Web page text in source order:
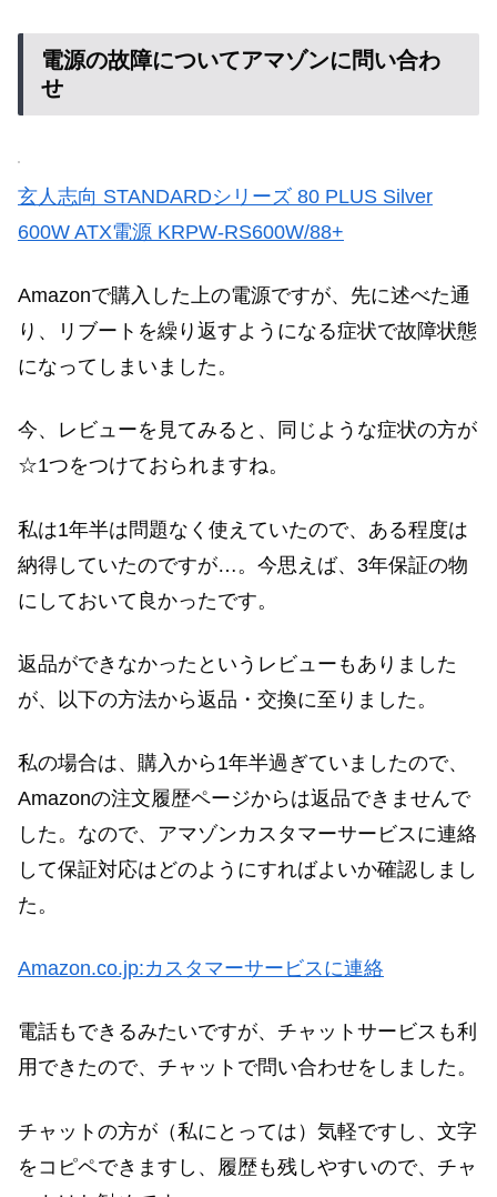
電源の故障についてアマゾンに問い合わ
せ
玄人志向 STANDARDシリーズ 80 PLUS Silver
600W ATX電源 KRPW-RS600W/88+
Amazonで購入した上の電源ですが、先に述べた通
り、リブートを繰り返すようになる症状で故障状態
になってしまいました。
今、レビューを見てみると、同じような症状の方が
☆1つをつけておられますね。
私は1年半は問題なく使えていたので、ある程度は
納得していたのですが…。今思えば、3年保証の物
にしておいて良かったです。
返品ができなかったというレビューもありました
が、以下の方法から返品・交換に至りました。
私の場合は、購入から1年半過ぎていましたので、
Amazonの注文履歴ページからは返品できませんで
した。なので、アマゾンカスタマーサービスに連絡
して保証対応はどのようにすればよいか確認しまし
た。
Amazon.co.jp:カスタマーサービスに連絡
電話もできるみたいですが、チャットサービスも利
用できたので、チャットで問い合わせをしました。
チャットの方が（私にとっては）気軽ですし、文字
をコピペできますし、履歴も残しやすいので、チャ